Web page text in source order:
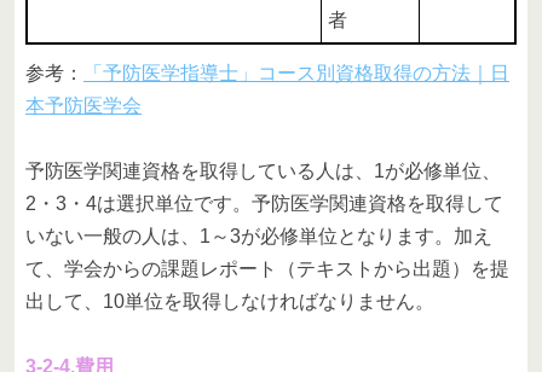
者
参考：
「予防医学指導士」コース別資格取得の方法｜日
本予防医学会
予防医学関連資格を取得している人は、1が必修単位、
2・3・4は選択単位です。予防医学関連資格を取得して
いない一般の人は、1～3が必修単位となります。加え
て、学会からの課題レポート（テキストから出題）を提
出して、10単位を取得しなければなりません。
3-2-4.費用